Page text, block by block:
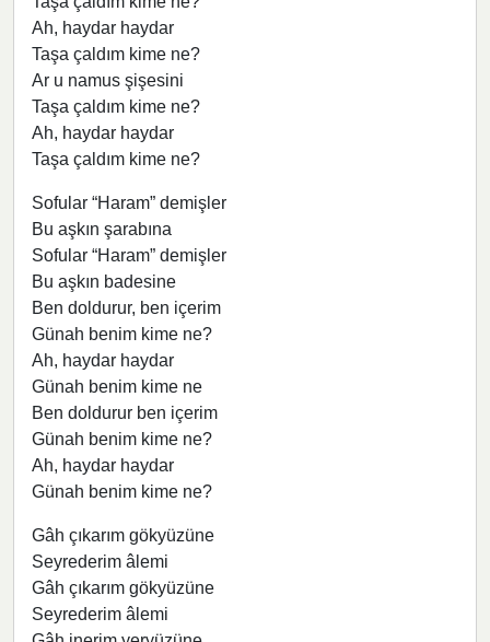
Ah, haydar haydar
Taşa çaldım kime ne?
Ar u namus şişesini
Taşa çaldım kime ne?
Ah, haydar haydar
Taşa çaldım kime ne?
Sofular “Haram” demişler
Bu aşkın şarabına
Sofular “Haram” demişler
Bu aşkın badesine
Ben doldurur, ben içerim
Günah benim kime ne?
Ah, haydar haydar
Günah benim kime ne
Ben doldurur ben içerim
Günah benim kime ne?
Ah, haydar haydar
Günah benim kime ne?
Gâh çıkarım gökyüzüne
Seyrederim âlemi
Gâh çıkarım gökyüzüne
Seyrederim âlemi